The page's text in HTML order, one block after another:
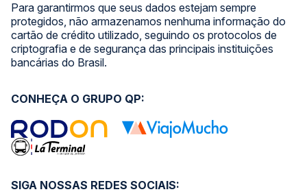
Para garantirmos que seus dados estejam sempre
protegidos, não armazenamos nenhuma informação do
cartão de crédito utilizado, seguindo os protocolos de
criptografia e de segurança das principais instituições
bancárias do Brasil.
SIGA NOSSAS REDES SOCIAIS:
CONHEÇA O GRUPO QP: